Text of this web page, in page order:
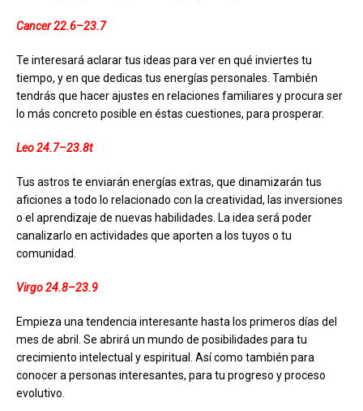
Cancer 22.6–23.7
Te interesará aclarar tus ideas para ver en qué inviertes tu
tiempo, y en que dedicas tus energías personales. También
tendrás que hacer ajustes en relaciones familiares y procura ser
lo más concreto posible en éstas cuestiones, para prosperar.
Leo 24.7–23.8t
Tus astros te enviarán energías extras, que dinamizarán tus
aficiones a todo lo relacionado con la creatividad, las inversiones
o el aprendizaje de nuevas habilidades. La idea será poder
canalizarlo en actividades que aporten a los tuyos o tu
comunidad.
Virgo 24.8–23.9
Empieza una tendencia interesante hasta los primeros días del
mes de abril. Se abrirá un mundo de posibilidades para tu
crecimiento intelectual y espiritual. Así como también para
conocer a personas interesantes, para tu progreso y proceso
evolutivo.